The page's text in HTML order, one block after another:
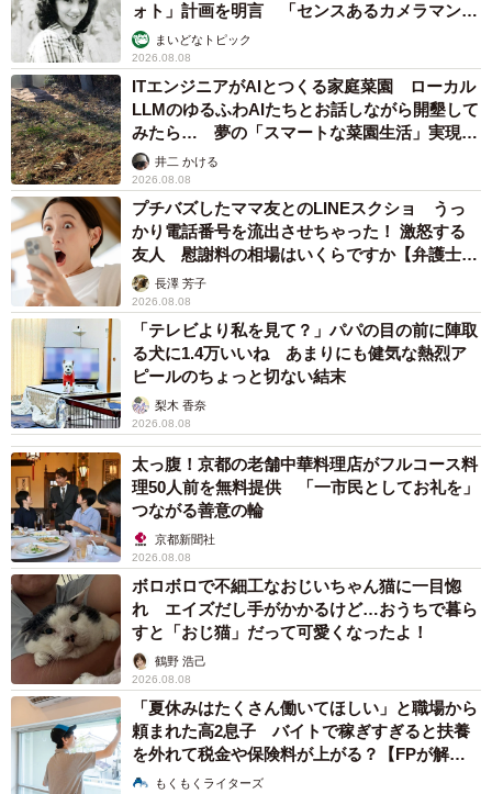
ォト」計画を明言 「センスあるカメラマン求
む」まいどなトピック
2026.08.08
ITエンジニアがAIとつくる家庭菜園 ローカル
LLMのゆるふわAIたちとお話しながら開墾して
みたら… 夢の「スマートな菜園生活」実現な
るか井二 かける
2026.08.08
プチバズしたママ友とのLINEスクショ うっ
かり電話番号を流出させちゃった！ 激怒する
友人 慰謝料の相場はいくらですか【弁護士が
解説】長澤 芳子
2026.08.08
「テレビより私を見て？」パパの目の前に陣取
る犬に1.4万いいね あまりにも健気な熱烈ア
ピールのちょっと切ない結末
梨木 香奈
2026.08.08
太っ腹！京都の老舗中華料理店がフルコース料
理50人前を無料提供 「一市民としてお礼を」
つながる善意の輪
京都新聞社
2026.08.08
ボロボロで不細工なおじいちゃん猫に一目惚
れ エイズだし手がかかるけど…おうちで暮ら
すと「おじ猫」だって可愛くなったよ！
鶴野 浩己
2026.08.08
「夏休みはたくさん働いてほしい」と職場から
頼まれた高2息子 バイトで稼ぎすぎると扶養
を外れて税金や保険料が上がる？【FPが解
説】もくもくライターズ